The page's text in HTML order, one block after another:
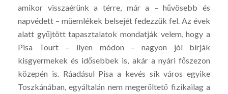
amikor visszaérünk a térre, már a – hűvösebb és
napvédett – műemlékek belsejét fedezzük fel. Az évek
alatt gyűjtött tapasztalatok mondatják velem, hogy a
Pisa Tourt – ilyen módon – nagyon jól bírják
kisgyermekek és idősebbek is, akár a nyári főszezon
közepén is. Ráadásul Pisa a kevés sík város egyike
Toszkánában, egyáltalán nem megerőltető fizikailag a